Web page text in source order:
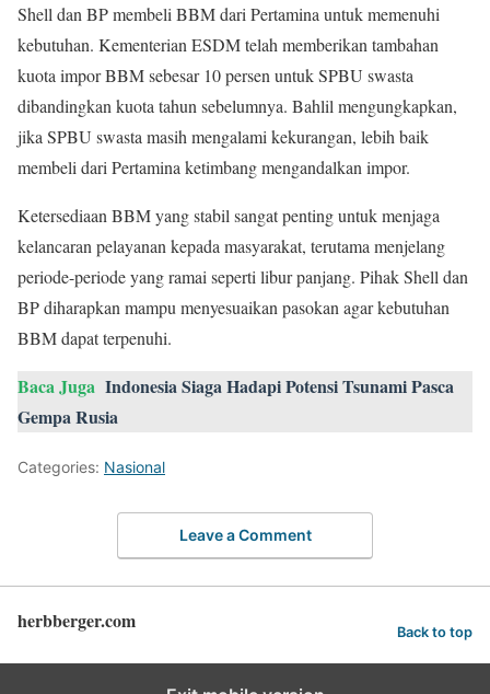
Shell dan BP membeli BBM dari Pertamina untuk memenuhi
kebutuhan. Kementerian ESDM telah memberikan tambahan
kuota impor BBM sebesar 10 persen untuk SPBU swasta
dibandingkan kuota tahun sebelumnya. Bahlil mengungkapkan,
jika SPBU swasta masih mengalami kekurangan, lebih baik
membeli dari Pertamina ketimbang mengandalkan impor.
Ketersediaan BBM yang stabil sangat penting untuk menjaga
kelancaran pelayanan kepada masyarakat, terutama menjelang
periode-periode yang ramai seperti libur panjang. Pihak Shell dan
BP diharapkan mampu menyesuaikan pasokan agar kebutuhan
BBM dapat terpenuhi.
Baca Juga Indonesia Siaga Hadapi Potensi Tsunami Pasca
Gempa Rusia
Categories: Nasional
Leave a Comment
herbberger.com Back to top